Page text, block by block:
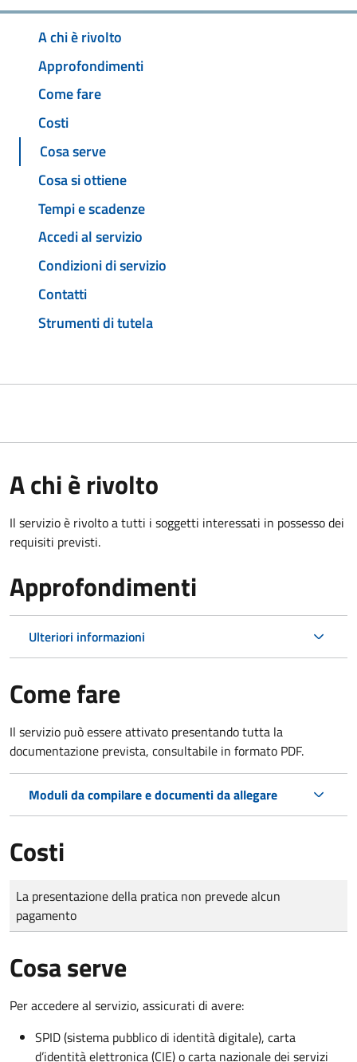
A chi è rivolto
Approfondimenti
Come fare
Costi
Cosa serve
Cosa si ottiene
Tempi e scadenze
Accedi al servizio
Condizioni di servizio
Contatti
Strumenti di tutela
A chi è rivolto
Il servizio è rivolto a tutti i soggetti interessati in possesso dei
requisiti previsti.
Approfondimenti
Ulteriori informazioni
Come fare
Il servizio può essere attivato presentando tutta la
documentazione prevista, consultabile in formato PDF.
Moduli da compilare e documenti da allegare
Costi
Tipo di pagamento
Importo
La presentazione della pratica non prevede alcun
pagamento
Cosa serve
Per accedere al servizio, assicurati di avere:
SPID (sistema pubblico di identità digitale), carta
d’identità elettronica (CIE) o carta nazionale dei servizi